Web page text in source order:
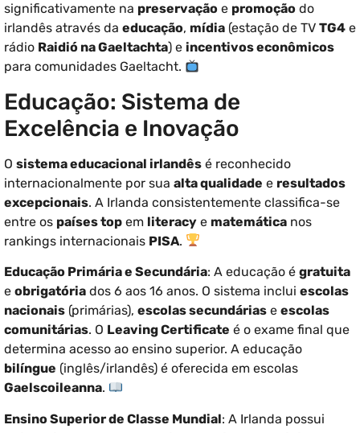
significativamente na preservação e promoção do
irlandês através da educação, mídia (estação de TV TG4 e
rádio Raidió na Gaeltachta) e incentivos econômicos
para comunidades Gaeltacht.
Educação: Sistema de
Excelência e Inovação
O sistema educacional irlandês é reconhecido
internacionalmente por sua alta qualidade e resultados
excepcionais. A Irlanda consistentemente classifica-se
entre os países top em literacy e matemática nos
rankings internacionais PISA.
Educação Primária e Secundária: A educação é gratuita
e obrigatória dos 6 aos 16 anos. O sistema inclui escolas
nacionais (primárias), escolas secundárias e escolas
comunitárias. O Leaving Certificate é o exame final que
determina acesso ao ensino superior. A educação
bilíngue (inglês/irlandês) é oferecida em escolas
Gaelscoileanna.
Ensino Superior de Classe Mundial: A Irlanda possui